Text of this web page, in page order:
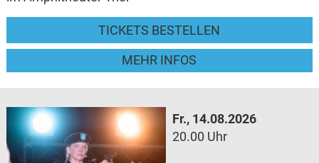
TICKETS BESTELLEN
MEHR INFOS
Fr., 14.08.2026
20.00 Uhr